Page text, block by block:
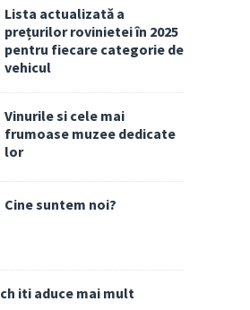
Lista actualizată a
prețurilor rovinietei în 2025
pentru fiecare categorie de
vehicul
Vinurile si cele mai
frumoase muzee dedicate
lor
Cine suntem noi?
iti aduce mai mult